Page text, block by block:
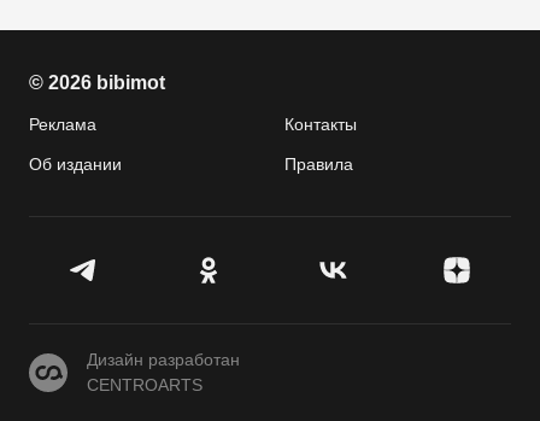
© 2026 bibimot
Реклама Контакты
Об издании Правила
CENTROARTS